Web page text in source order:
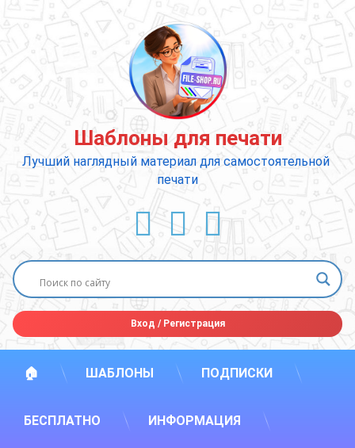
содержимому
Шаблоны для печати
Лучший наглядный материал для самостоятельной
печати
ВКонтакте
YouTube
E-mail
Вход /Регистрация
🏠 ШАБЛОНЫ ПОДПИСКИ
БЕСПЛАТНО ИНФОРМАЦИЯ